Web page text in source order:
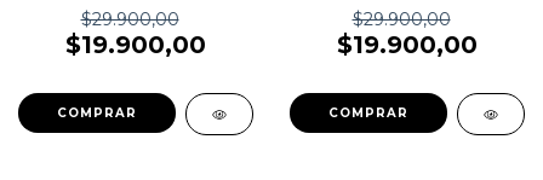
$29.900,00
$19.900,00
COMPRAR
$29.900,00
$19.900,00
COMPRAR